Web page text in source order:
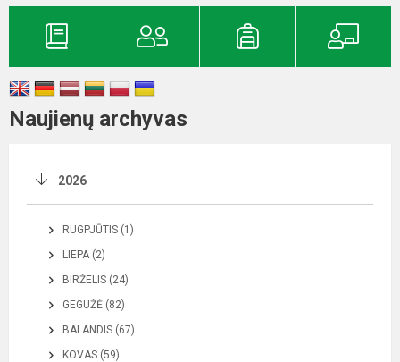
Naujienų archyvas
2026
RUGPJŪTIS (1)
LIEPA (2)
BIRŽELIS (24)
GEGUŽĖ (82)
BALANDIS (67)
KOVAS (59)